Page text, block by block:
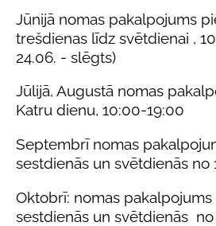
Jūnijā nomas pakalpojums
trešdienas līdz svētdienai ,
24.06. - slēgts)
Jūlijā, Augustā nomas
Katru dienu, 10:00-19:00
Septembrī nomas
sestdienās un svētdienās no
Oktobrī: nomas
sestdienās un svētdienās no